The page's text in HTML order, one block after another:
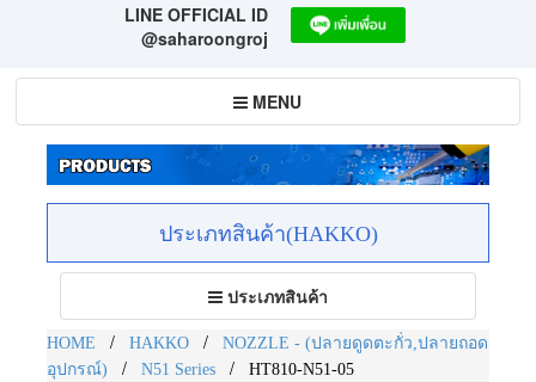
LINE OFFICIAL ID
@saharoongroj
Toggle
navigation
MENU
ประเภทสินค้า(HAKKO)
Toggle
navigation
ประเภทสินค้า
HOME / HAKKO /
NOZZLE - (ปลายดูดตะกั่ว,ปลายถอด
อุปกรณ์)
/ N51 Series / HT810-N51-05